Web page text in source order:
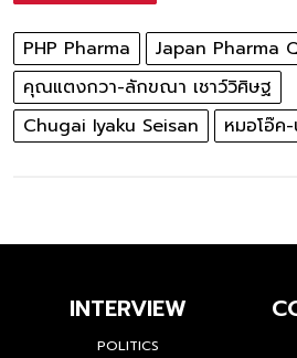
PHP Pharma
Japan Pharma
คุณแตงกวา-ลักขณา เชาว์วิศิษฐ
Chugai Iyaku Seisan
หมอโอ๊ค
INTERVIEW
POLITICS